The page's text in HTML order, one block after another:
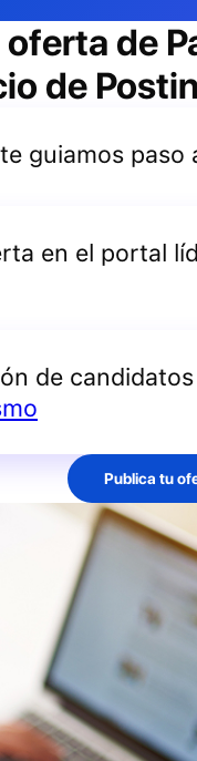
oferta de
de
guiamos paso
en el portal
de
Publica tu